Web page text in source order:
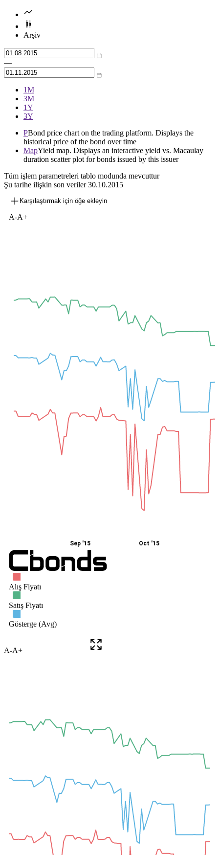
Arşiv
—
1М
3М
1Y
3Y
PBond price chart on the trading platform. Displays the
historical price of the bond over time
MapYield map. Displays an interactive yield vs. Macaulay
duration scatter plot for bonds issued by this issuer
Tüm işlem parametreleri tablo modunda mevcuttur
Şu tarihe ilişkin son veriler30.10.2015
Karşılaştırmak için öğe ekleyin
A-A+